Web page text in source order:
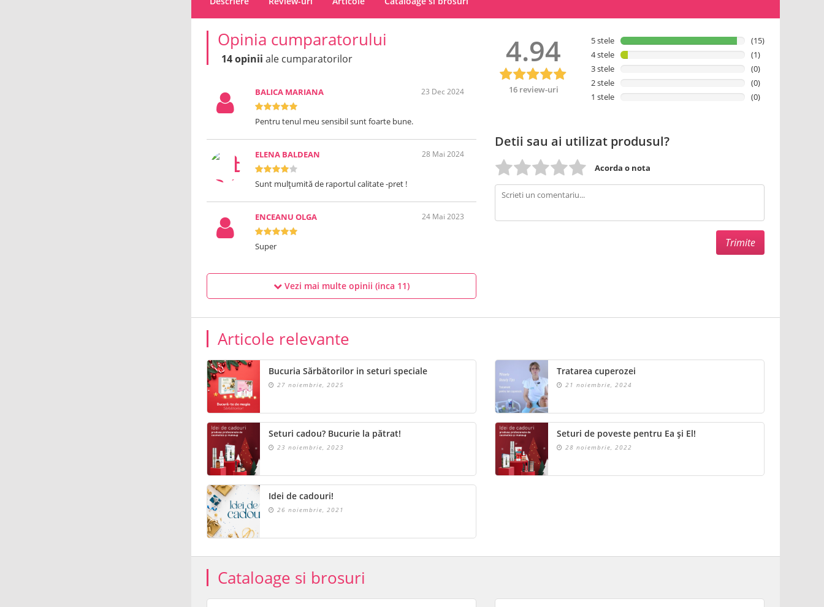
Opinia cumparatorului
14 opinii ale cumparatorilor
BALICA MARIANA 23 Dec 2024
Pentru tenul meu sensibil sunt foarte bune.
ELENA BALDEAN 28 Mai 2024
Sunt mulțumită de raportul calitate -pret !
ENCEANU OLGA 24 Mai 2023
Super
Vezi mai multe opinii (inca 11)
4.94
16 review-uri
5 stele
(15)
4 stele
(1)
3 stele
(0)
2 stele
(0)
1 stele
(0)
Detii sau ai utilizat produsul?
Acorda o nota
Articole relevante
Bucuria Sărbătorilor in seturi speciale
27 noiembrie, 2025
Tratarea cuperozei
21 noiembrie, 2024
Seturi cadou? Bucurie la pătrat!
23 noiembrie, 2023
Seturi de poveste pentru Ea și El!
28 noiembrie, 2022
Idei de cadouri!
26 noiembrie, 2021
Cataloage si brosuri